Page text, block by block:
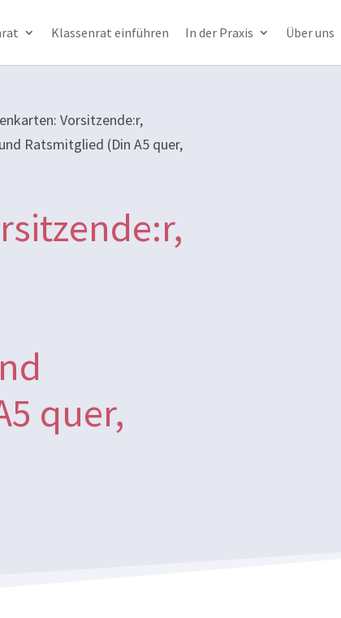
Klassenrat einführen In der Praxis Über uns
Vorsitzende:r,
Ratsmitglied (Din A5 quer,
quer,